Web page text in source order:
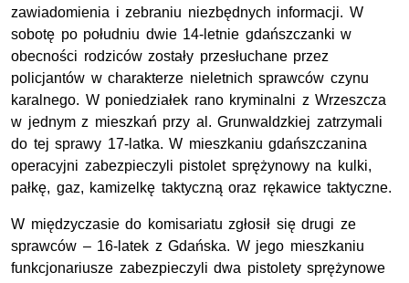
zawiadomienia i zebraniu niezbędnych informacji. W
sobotę po południu dwie 14-letnie gdańszczanki w
obecności rodziców zostały przesłuchane przez
policjantów w charakterze nieletnich sprawców czynu
karalnego. W poniedziałek rano kryminalni z Wrzeszcza
w jednym z mieszkań przy al. Grunwaldzkiej zatrzymali
do tej sprawy 17-latka. W mieszkaniu gdańszczanina
operacyjni zabezpieczyli pistolet sprężynowy na kulki,
pałkę, gaz, kamizelkę taktyczną oraz rękawice taktyczne.
W międzyczasie do komisariatu zgłosił się drugi ze
sprawców – 16-latek z Gdańska. W jego mieszkaniu
funkcjonariusze zabezpieczyli dwa pistolety sprężynowe